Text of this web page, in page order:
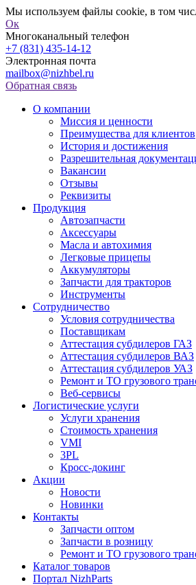
Мы используем файлы cookie, в том
Ок
Многоканальный телефон
+7 (831) 435-14-12
Электронная почта
mailbox@nizhbel.ru
Обратная связь
О компании
Миссия и ценности
Преимущества для клиентов
История и достижения
Разрешительная
Вакансии
Отзывы
Реквизиты
Продукция
Автозапчасти
Аксессуары
Масла и автохимия
Легковые прицепы
Аккумуляторы
Запчасти для тракторов
Инструменты
Сотрудничество
Условия сотрудничества
Поставщикам
Аттестация субдилеров ГАЗ
Аттестация субдилеров ВАЗ
Аттестация субдилеров УАЗ
Ремонт и ТО грузового
Веб-сервисы
Логистические услуги
Услуги хранения
Стоимость хранения
VMI
3PL
Кросс-докинг
Акции
Новости
Новинки
Контакты
Запчасти оптом
Запчасти в розницу
Ремонт и ТО грузового
Каталог товаров
Портал NizhParts